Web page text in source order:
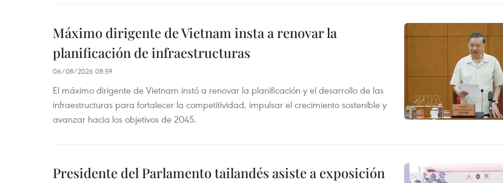
Máximo dirigente de Vietnam insta a renovar la
planificación de infraestructuras
06/08/2026 08:59
El máximo dirigente de Vietnam instó a renovar la planificación y el desarrollo de las
infraestructuras para fortalecer la competitividad, impulsar el crecimiento sostenible y
avanzar hacia los objetivos de 2045.
Presidente del Parlamento tailandés asiste a exposición